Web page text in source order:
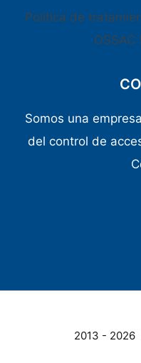
Política de
OSSAC
Somos una
del control de
2013 - 2026